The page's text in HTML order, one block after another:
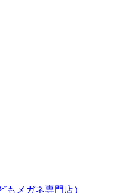
もメガネ専門店）